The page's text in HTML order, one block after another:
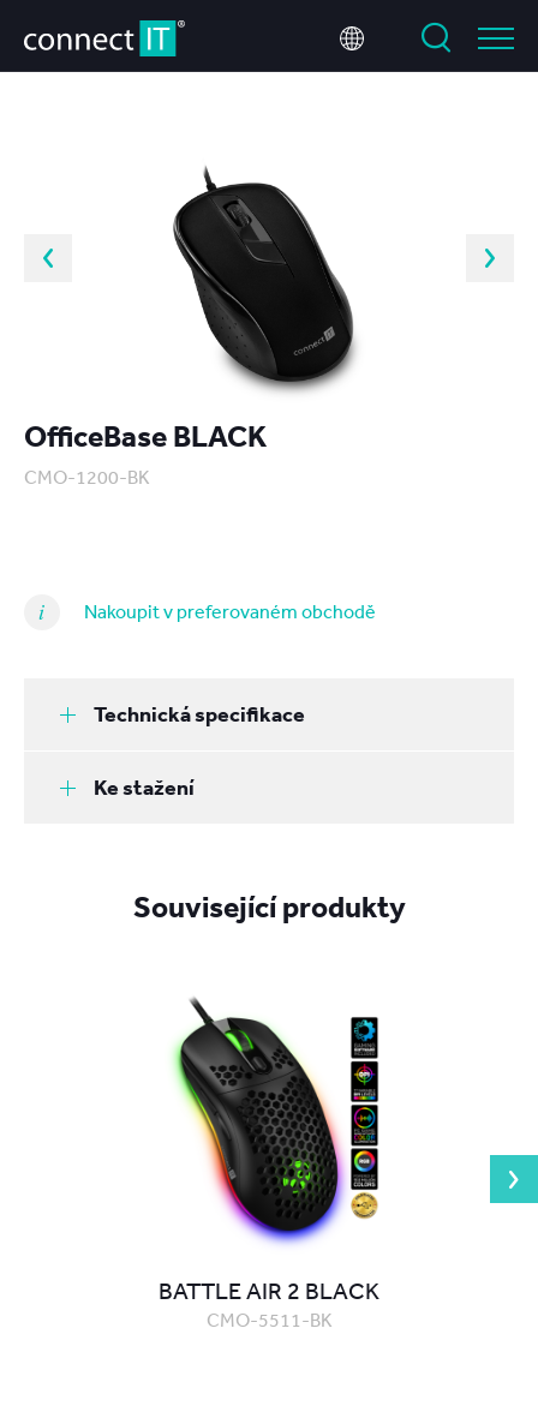
OfficeBase BLACK
CMO-1200-BK
Nakoupit v preferovaném obchodě
Technická specifikace
Ke stažení
Související produkty
BATTLE AIR 2 BLACK
CMO-5511-BK